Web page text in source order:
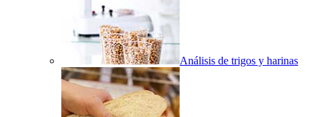
Análisis de trigos y harinas